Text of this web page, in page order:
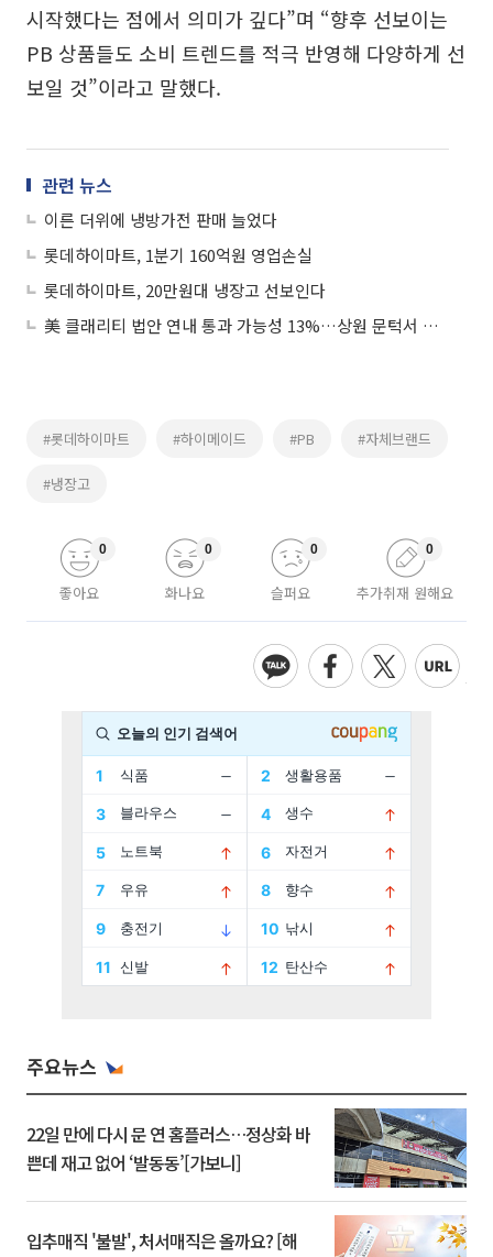
시작했다는 점에서 의미가 깊다”며 “향후 선보이는
PB 상품들도 소비 트렌드를 적극 반영해 다양하게 선
보일 것”이라고 말했다.
관련 뉴스
이른 더위에 냉방가전 판매 늘었다
롯데하이마트, 1분기 160억원 영업손실
롯데하이마트, 20만원대 냉장고 선보인다
美 클래리티 법안 연내 통과 가능성 13%…상원 문턱서 제동
#롯데하이마트 #하이메이드 #PB #자체브랜드
#냉장고
좋아요
0
화나요
0
슬퍼요
0
추가취재 원해요
0
주요뉴스
22일 만에 다시 문 연 홈플러스…정상화 바
쁜데 재고 없어 ‘발동동’[가보니]
입추매직 '불발', 처서매직은 올까요? [해